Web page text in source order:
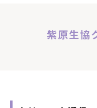
紫原生協